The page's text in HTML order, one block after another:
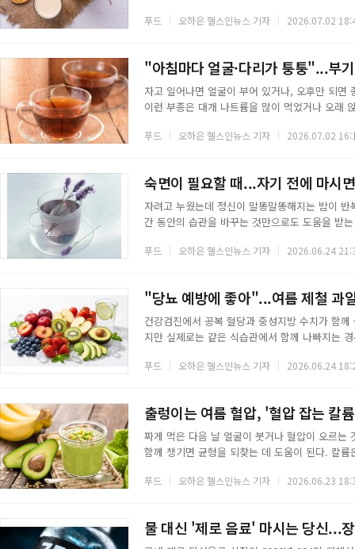
은 가능하다.◇ 뼈째 먹는 생선뼈째 먹는 생선은
푸드 오하은 헬스인뉴스 기자 2026.07.02
"아침마다 얼굴·다리가 퉁퉁"...부
자고 일어나면 얼굴이 부어 있거나, 오후만 되면
이런 부종은 대개 나트륨을 많이 먹었거나 오래
있다.◇ 부기 완화에 도움 되는 차 5가지옥수수
푸드 오하은 헬스인뉴스 기자 2026.07.02
숙면이 필요할 때...자기 전에 마시
자려고 누웠는데 정신이 말똥말똥해지는 밤이
간 동안의 습관을 바꾸는 것만으로도 도움을 받
약이 아니라 잠들기 좋은 상태를 만들어주는 보
푸드 오하은 헬스인뉴스 기자 2026.06.24
"당뇨 예방에 좋아"...여름 제철 과
건강검진에서 공복 혈당과 중성지방 수치가 함
지만 실제로는 같은 식습관에서 함께 나빠지는
이 가는 대로 먹기 쉬워 두 수치가 함께 흔들리
푸드 오하은 헬스인뉴스 기자 2026.06.24
출렁이는 여름 혈압, '혈압 잡는 칼
짜게 먹은 다음 날 얼굴이 붓거나 혈압이 오르는
함께 챙기면 균형을 되찾는 데 도움이 된다. 칼
수축과 이완을 반복하며 혈압 변동이 커지는 만
푸드 오하은 헬스인뉴스 기자 2026.06.23
물 대신 '제로 음료' 마시는 당신...